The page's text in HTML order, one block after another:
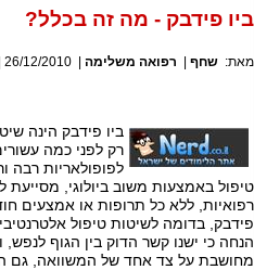
ביו פידבק - מה זה בכלל?
מאת: שחף רפואה משלימה 26/12/2010
ביו פידבק הינה
רק לפני כמה
לפופולאריות רבה
טיפול באמצעות משוב ביולוגי, מסייעת
רפואיות, ללא כל תרופות או אמצעים
פידבק, בדומה לשיטות טיפול
הנחה כי ישנו קשר הדוק בין הגוף
מחושבת על צד אחד של המשוואה, גם